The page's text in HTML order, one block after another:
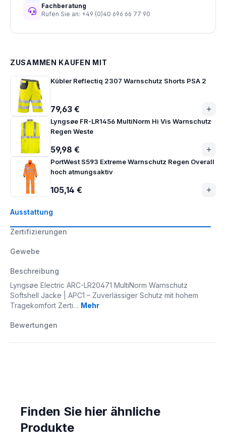
Ausstattung
Zertifizierungen
Gewebe
Beschreibung
Lyngsøe Electric ARC-LR20471 MultiNorm Warnschutz
Softshell Jacke | APC1 – Zuverlässiger Schutz mit hohem
Tragekomfort Zerti… Mehr
Bewertungen
Fachberatung
Rufen Sie an: +49 (0)40 696 66 77 90
ZUSAMMEN KAUFEN MIT
Kübler Reflectiq 2307 Warnschutz Shorts PSA 2
79,63 €
Lyngsøe FR-LR1456 MultiNorm Hi Vis Warnschutz
Regen Weste
59,98 €
PortWest S593 Extreme Warnschutz Regen Overall
hoch atmungsaktiv
105,14 €
Finden Sie hier ähnliche
Produkte